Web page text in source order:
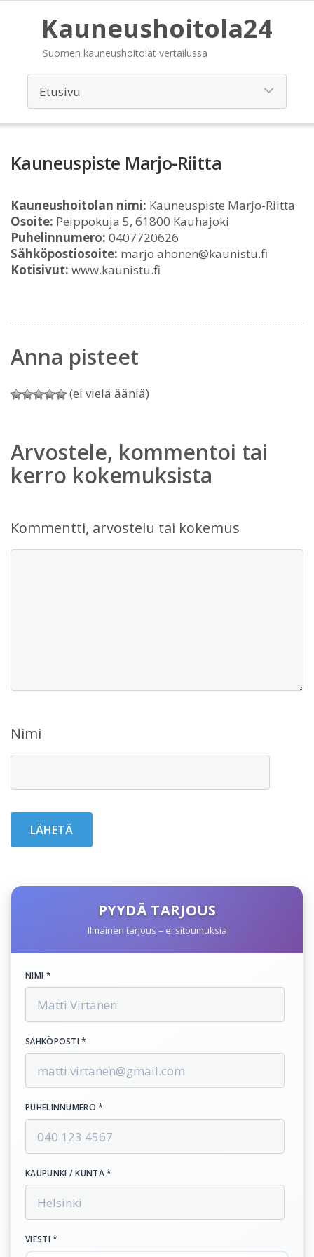
Kauneushoitola24
Suomen kauneushoitolat vertailussa
Kauneuspiste Marjo-Riitta
Kauneushoitolan nimi: Kauneuspiste Marjo-Riitta
Osoite: Peippokuja 5, 61800 Kauhajoki
Puhelinnumero: 0407720626
Sähköpostiosoite: marjo.ahonen@kaunistu.fi
Kotisivut: www.kaunistu.fi
Anna pisteet
(ei vielä ääniä)
Arvostele, kommentoi tai
kerro kokemuksista
Kommentti, arvostelu tai kokemus
Nimi
PYYDÄ TARJOUS
Ilmainen tarjous – ei sitoumuksia
NIMI *
SÄHKÖPOSTI *
PUHELINNUMERO *
KAUPUNKI / KUNTA *
VIESTI *